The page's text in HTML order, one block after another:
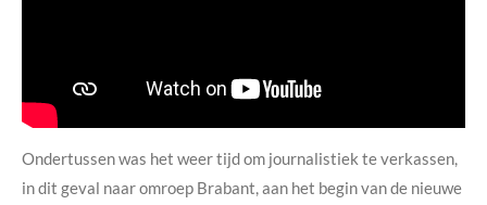
Ondertussen was het weer tijd om journalistiek te verkassen,
in dit geval naar omroep Brabant, aan het begin van de nieuwe